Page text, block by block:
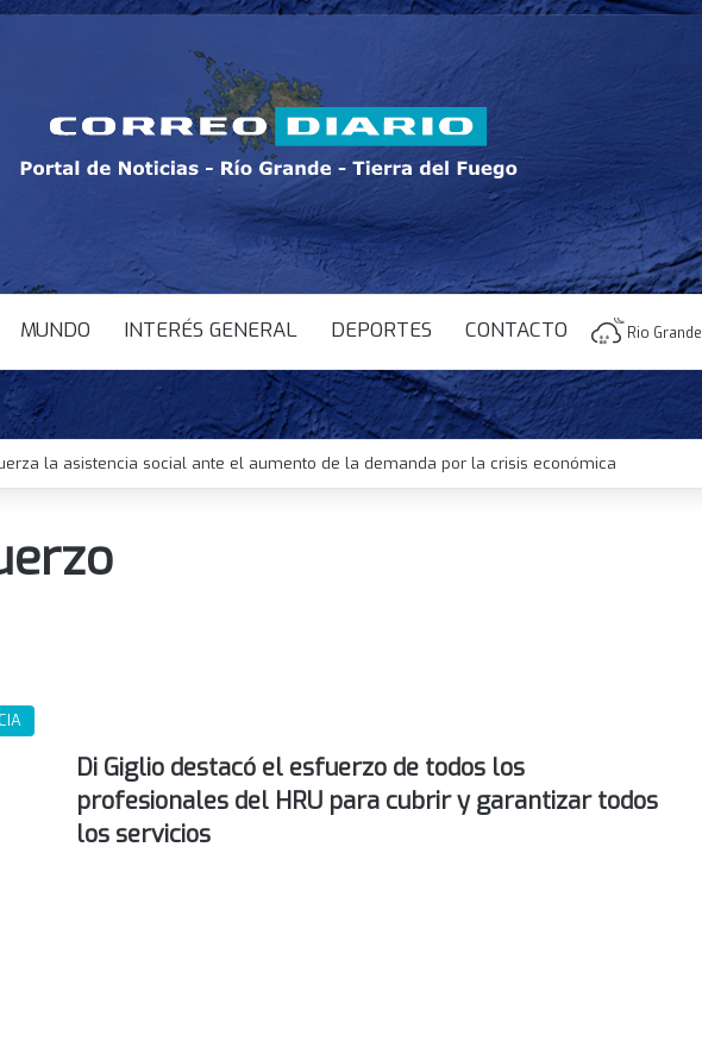
MUNDO INTERÉS GENERAL DEPORTES CONTACTO Rio Grande
la asistencia social ante el aumento de la demanda por la crisis económica
Di Giglio destacó el esfuerzo de todos los
profesionales del HRU para cubrir y garantizar todos
los servicios